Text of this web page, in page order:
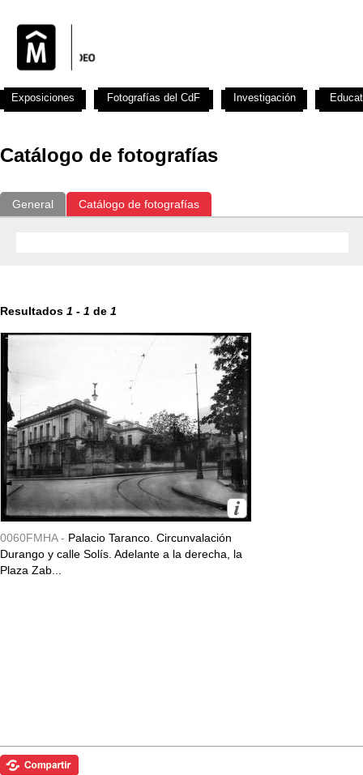
Catálogo de fotografías
General Catálogo de fotografías
Resultados 1 - 1 de 1
0060FMHA - Palacio Taranco. Circunvalación
Durango y calle Solís. Adelante a la derecha, la
Plaza Zab...
Exposiciones Fotografías del CdF Investigación